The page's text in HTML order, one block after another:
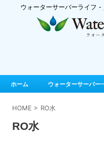
ウォーターサーバーライフ
ホーム ウォーターサーバ
HOME > RO水
RO水